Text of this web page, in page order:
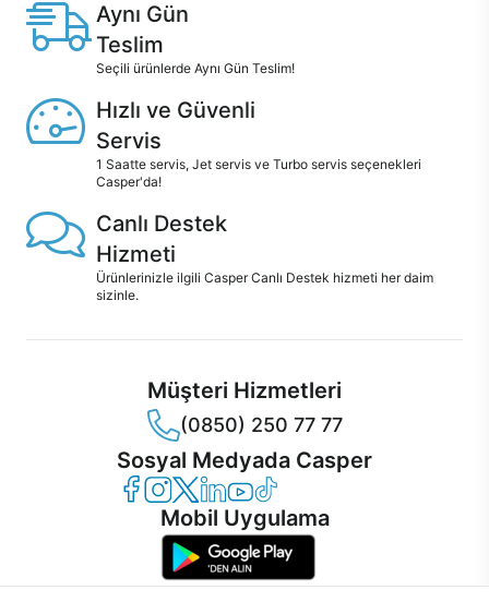
Aynı Gün
Teslim
Seçili ürünlerde Aynı Gün Teslim!
Hızlı ve Güvenli
Servis
1 Saatte servis, Jet servis ve Turbo servis seçenekleri
Casper'da!
Canlı Destek
Hizmeti
Ürünlerinizle ilgili Casper Canlı Destek hizmeti her daim
sizinle.
Müşteri Hizmetleri
(0850) 250 77 77
Sosyal Medyada Casper
Casper Facebook
Casper Instagram
Casper Twitter
Casper LinkedIn
Casper YouTube
Casper TikTok
Mobil Uygulama